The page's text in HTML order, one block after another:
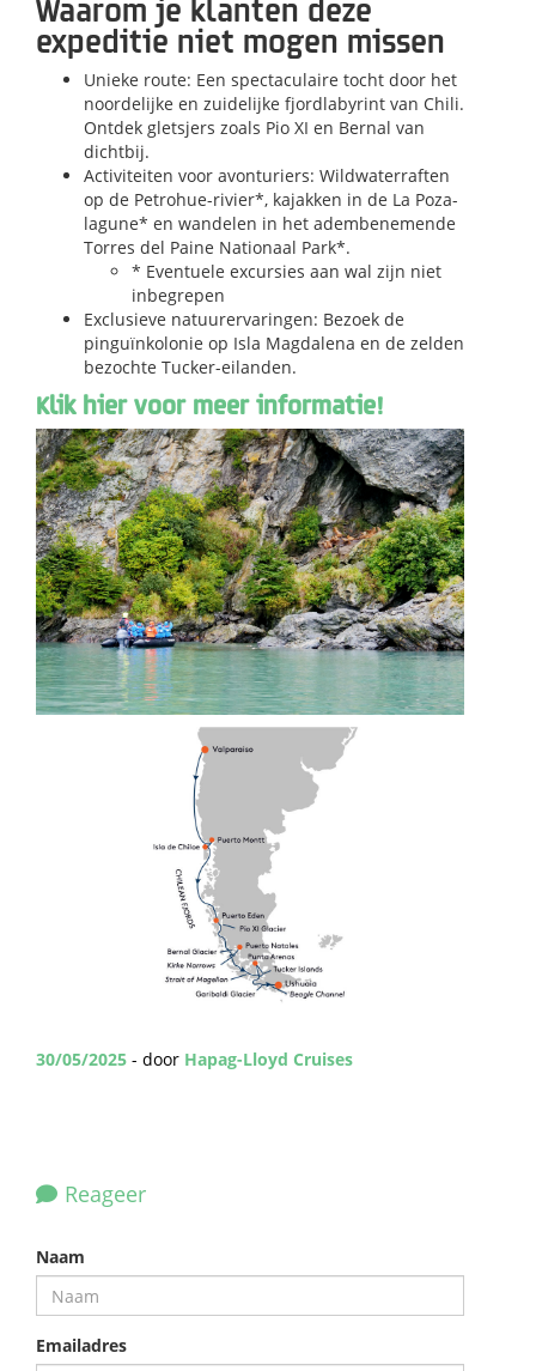
Waarom je klanten deze
expeditie niet mogen missen
Unieke route: Een spectaculaire tocht door het
noordelijke en zuidelijke fjordlabyrint van Chili.
Ontdek gletsjers zoals Pio XI en Bernal van
dichtbij.
Activiteiten voor avonturiers: Wildwaterraften
op de Petrohue-rivier*, kajakken in de La Poza-
lagune* en wandelen in het adembenemende
Torres del Paine Nationaal Park*.
* Eventuele excursies aan wal zijn niet
inbegrepen
Exclusieve natuurervaringen: Bezoek de
pinguïnkolonie op Isla Magdalena en de zelden
bezochte Tucker-eilanden.
Klik hier voor meer informatie!
30/05/2025 - door Hapag-Lloyd Cruises
Reageer
Naam
Emailadres